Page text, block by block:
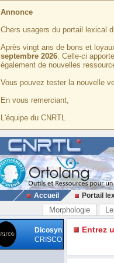
Annonce
Chers usagers du portail lexical
Après vingt ans de bons et
septembre 2026. Celle-ci
également de nouvelles
Vous pouvez tester la nouvelle
En vous remerciant,
L'équipe du CNRTL
Accueil Portail
Morphologie
Dicosyn
CRISCO
Entrez